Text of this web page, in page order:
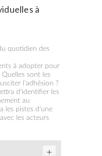
à
quotidien des
à adopter pour
sont les
l'adhésion ?
d'identifier les
au
les pistes d'une
les acteurs